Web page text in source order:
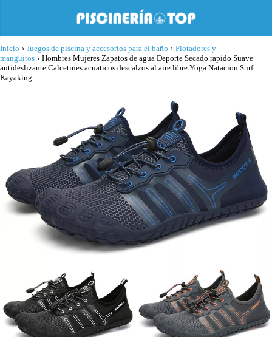
Inicio › Juegos de piscina y accesorios para el baño › Flotadores y
manguitos › Hombres Mujeres Zapatos de agua Deporte Secado rapido Suave
antideslizante Calcetines acuaticos descalzos al aire libre Yoga Natacion Surf
Kayaking